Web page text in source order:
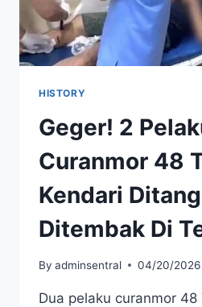
HISTORY
Geger! 2
Curanmor 48
Kendari
Ditembak Di
By adminsentral 04/20/2026
Dua pelaku curanmor 48